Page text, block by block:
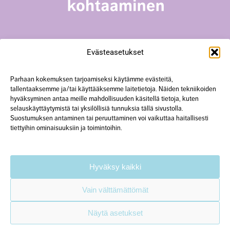
Evästeasetukset
Parhaan kokemuksen tarjoamiseksi käytämme evästeitä,
tallentaaksemme ja/tai käyttääksemme laitetietoja. Näiden tekniikoiden
hyväksyminen antaa meille mahdollisuuden käsitellä tietoja, kuten
selauskäyttäytymistä tai yksilöllisiä tunnuksia tällä sivustolla.
Suostumuksen antaminen tai peruuttaminen voi vaikuttaa haitallisesti
tiettyihin ominaisuuksiin ja toimintoihin.
Hyväksy kaikki
Vain välttämättömät
Näytä asetukset
Yliopistonkatu 23 A18, 40100 Jyväskylä
hanke@surevankohtaaminen.fi
Tarkemmat yhteystiedot